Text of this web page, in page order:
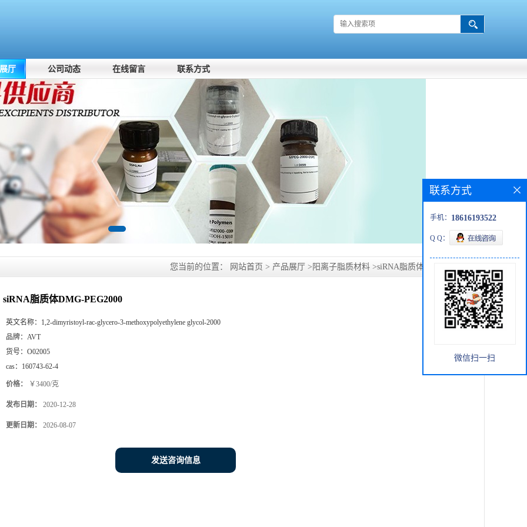
厅 公司动态 在线留言 联系方式
您当前的位置： 网站首页 > 产品展厅 > 阳离子脂质材料 >siRNA脂质体DMG-PEG2000
siRNA脂质体DMG-PEG2000
英文名称： 1,2-dimyristoyl-rac-glycero-3-methoxypolyethylene glycol-2000
品牌： AVT
货号： O02005
cas： 160743-62-4
价格： ￥3400/克
发布日期： 2020-12-28
更新日期： 2026-08-07
发送咨询信息
联系方式
手机： 18616193522
Q Q：
微信扫一扫